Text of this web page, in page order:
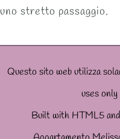
uno stretto passaggio.
Questo sito web utilizza
uses
Built with HTML5